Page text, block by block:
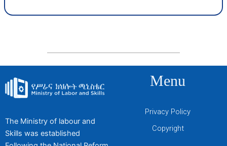
The Ministry of labour and
Skills was established
Menu
Privacy Policy
Copyright